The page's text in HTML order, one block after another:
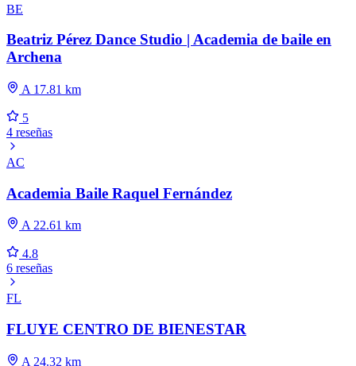
BE
Beatriz Pérez Dance Studio | Academia de baile en
Archena
A 17.81 km
5
4 reseñas
AC
Academia Baile Raquel Fernández
A 22.61 km
4.8
6 reseñas
FL
FLUYE CENTRO DE BIENESTAR
A 24.32 km